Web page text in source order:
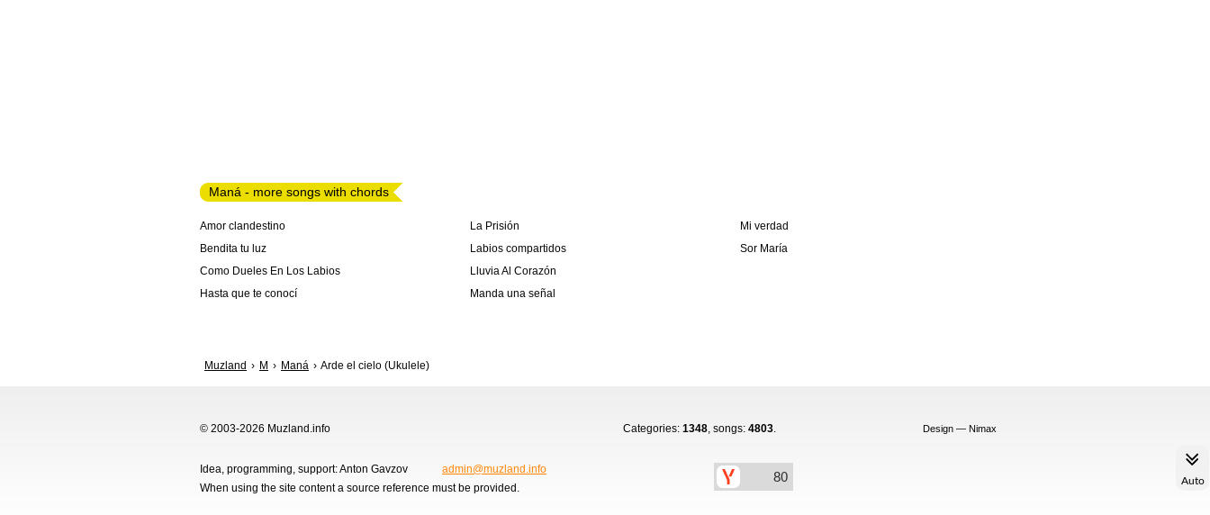
Auto
Maná - more songs with chords
Amor clandestino
Bendita tu luz
Como Dueles En Los Labios
Hasta que te conocí
La Prisión
Labios compartidos
Lluvia Al Corazón
Manda una señal
Mi verdad
Sor María
Muzland M Maná Arde el cielo (Ukulele)
© 2003-2026 Muzland.info Categories: 1348, songs: 4803. Design — Nimax
Idea, programming, support: Anton Gavzov
admin@muzland.info
When using the site content a source reference must be provided.